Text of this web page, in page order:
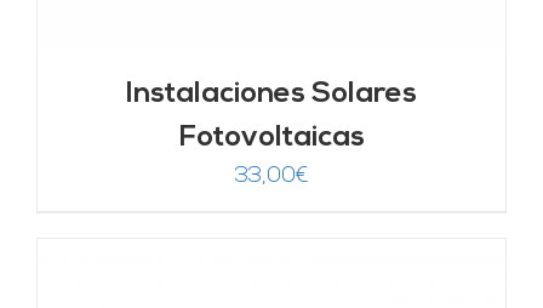
Instalaciones Solares
Fotovoltaicas
33,00€